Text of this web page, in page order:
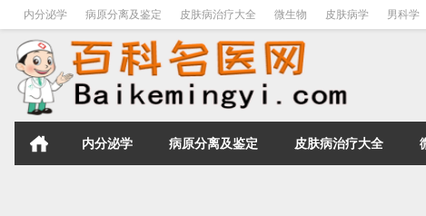
内分泌学 病原分离及鉴定 皮肤病治疗大全 微生物 皮肤病学 男科学
内分泌学 病原分离及鉴定 皮肤病治疗大全